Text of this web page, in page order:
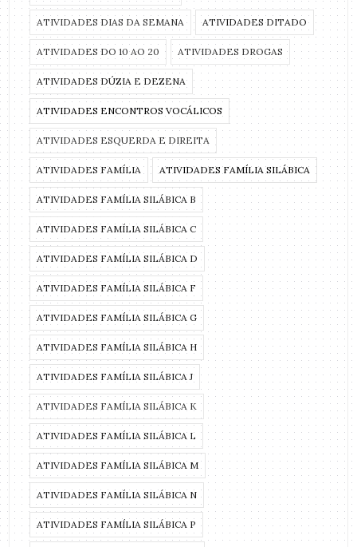
ATIVIDADES DIAS DA SEMANA ATIVIDADES DITADO
ATIVIDADES DO 10 AO 20 ATIVIDADES DROGAS
ATIVIDADES DÚZIA E DEZENA
ATIVIDADES ENCONTROS VOCÁLICOS
ATIVIDADES ESQUERDA E DIREITA
ATIVIDADES FAMÍLIA ATIVIDADES FAMÍLIA SILÁBICA
ATIVIDADES FAMÍLIA SILÁBICA B
ATIVIDADES FAMÍLIA SILÁBICA C
ATIVIDADES FAMÍLIA SILÁBICA D
ATIVIDADES FAMÍLIA SILÁBICA F
ATIVIDADES FAMÍLIA SILÁBICA G
ATIVIDADES FAMÍLIA SILÁBICA H
ATIVIDADES FAMÍLIA SILÁBICA J
ATIVIDADES FAMÍLIA SILÁBICA K
ATIVIDADES FAMÍLIA SILÁBICA L
ATIVIDADES FAMÍLIA SILÁBICA M
ATIVIDADES FAMÍLIA SILÁBICA N
ATIVIDADES FAMÍLIA SILÁBICA P